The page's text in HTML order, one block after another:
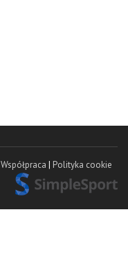
Współpraca | Polityka cookie